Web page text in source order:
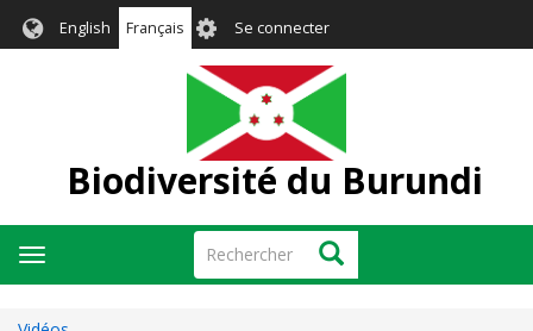
English Français User
account
menu
Se connecter
Biodiversité du Burundi
Rechercher Rechercher
Toggle
navigation